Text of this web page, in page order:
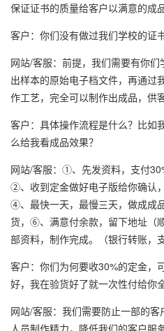
保证证书的质量给客户以满意的成品
客户：你们没有做过我们学校的证
网站/客服：前提，我们需要有你
出样本的原始电子档文件，再通过
作工艺，完全可以制作出成品，供
客户：具体操作流程是什么？比如
么给我看成品效果？
网站/客服：①、先发资料，支付
②、收到定金做好电子版给你确认
④、最快一天，最慢三天，做成成
货，⑥、满意付余款，留下地址（
部资料，制作完成。（银行转账，
客户：你们为何要收30%的定金，
好，我在验货好了就一次性付给你
网站/客服：我们需要防止一部的
人员制作精力，降低我们的客户服